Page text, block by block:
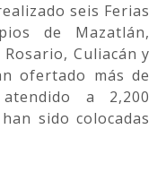
seis Ferias
de Mazatlán,
Culiacán y
ofertado más de
a 2,200
sido colocadas